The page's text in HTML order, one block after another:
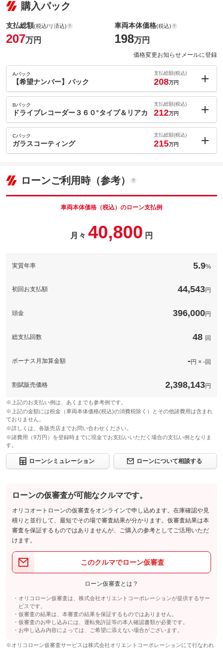
購入パック
支払総額(税込/リ済込)
207万円
車両本体価格(税込)
198万円
価格変更お知らせメールに登録
Aパック
【希望ナンバー】パック
支払総額(税込)
208万円
内：オプシ
ョン価格
(税込)
車両本体価
198万円
パック内容
す。※人気の数字等は、抽選になることがございます。ご了承く
Bパック
ドライブレコーダー３６０°タイプ＆リアカ
支払総額(税込)
212万円
内：オプシ
ョン価格
(税込)
車両本体価
パック内容
Cパック
ガラスコーティング
支払総額(税込)
215万円
車両本体価
198
備考
ローンご利用時（参考）
車両本体価格（税込）のローン支払例
月々 40,800 円
実質年率 5.9%
初回お支払額 44,543円
頭金 396,000円
総支払回数 48 回
ボーナス月加算金額 -円 × -回
割賦販売価格 2,398,143円
※上記のお支払い例は、あくまでも参考例です。
※上記の金額には税金（車両本体価格(税込)の消費税除く）とその他諸費用は含まれ
ておりません。
※詳しくは、各販売店までお問い合わせください。
※諸費用（9万円）を登録時までに現金でお支払いいただく場合の支払い例となりま
す。
ローンシミュレーション ローンについて相談する
ローンの仮審査が可能なクルマです。
オリコオートローンの仮審査をオンラインで申し込めます。在庫確認や見
積りと並行して、最短でその場で審査結果が分かります。仮審査結果は本
審査を保証するものではありませんが、ご購入の参考としてご活用いただ
けます。
このクルマでローン仮審査
ローン仮審査とは？
オリコローン仮審査は、株式会社オリエントコーポレーションが提供するサー
ビスです。
仮審査の結果は、本審査の結果を保証するものではありません。
仮審査のお申し込みには、運転免許証等の本人確認書類が必要です。
お申し込み内容によっては、ご希望に添えない場合がございます。
※オリコローン仮審査サービスは株式会社オリエントコーポレーションにて行なわれ